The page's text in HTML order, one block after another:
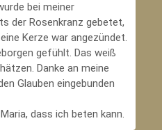
bei meiner
der Rosenkranz gebetet,
Kerze war angezündet.
gefühlt. Das weiß
Danke an meine
Glauben eingebunden
dass ich beten kann.